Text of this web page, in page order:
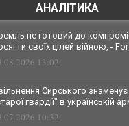
АНАЛІТИКА
не готовий до
своїх цілей війною, -
13:02
Сирського знаменує
гвардії" в українській
10:32